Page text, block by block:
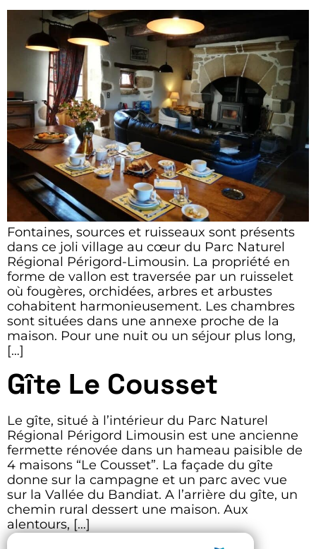
Fontaines, sources et ruisseaux sont présents
dans ce joli village au cœur du Parc Naturel
Régional Périgord-Limousin. La propriété en
forme de vallon est traversée par un ruisselet
où fougères, orchidées, arbres et arbustes
cohabitent harmonieusement. Les chambres
sont situées dans une annexe proche de la
maison. Pour une nuit ou un séjour plus long,
[…]
Gîte Le Cousset
Le gîte, situé à l’intérieur du Parc Naturel
Régional Périgord Limousin est une ancienne
fermette rénovée dans un hameau paisible de
4 maisons “Le Cousset”. La façade du gîte
donne sur la campagne et un parc avec vue
sur la Vallée du Bandiat. A l’arrière du gîte, un
chemin rural dessert une maison. Aux
alentours, […]